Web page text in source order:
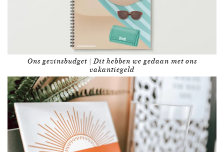
Ons gezinsbudget | Dit hebben we gedaan met ons
vakantiegeld